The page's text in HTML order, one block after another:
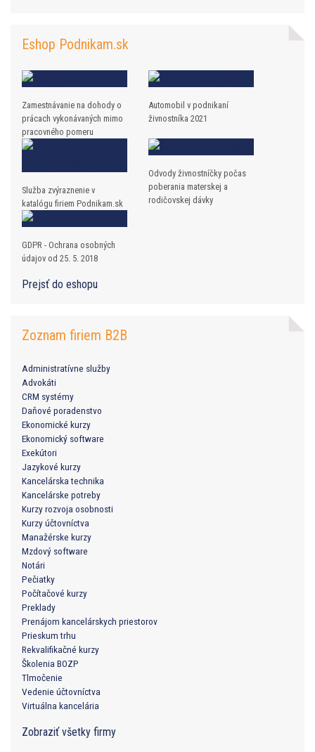
Eshop Podnikam.sk
Zamestnávanie na dohody o
prácach vykonávaných mimo
pracovného pomeru
Automobil v podnikaní
živnostníka 2021
Služba zvýraznenie v
katalógu firiem Podnikam.sk
Odvody živnostníčky počas
poberania materskej a
rodičovskej dávky
GDPR - Ochrana osobných
údajov od 25. 5. 2018
Prejsť do eshopu
Zoznam firiem B2B
Administratívne služby
Advokáti
CRM systémy
Daňové poradenstvo
Ekonomické kurzy
Ekonomický software
Exekútori
Jazykové kurzy
Kancelárska technika
Kancelárske potreby
Kurzy rozvoja osobnosti
Kurzy účtovníctva
Manažérske kurzy
Mzdový software
Notári
Pečiatky
Počítačové kurzy
Preklady
Prenájom kancelárskych priestorov
Prieskum trhu
Rekvalifikačné kurzy
Školenia BOZP
Tlmočenie
Vedenie účtovníctva
Virtuálna kancelária
Zobraziť všetky firmy